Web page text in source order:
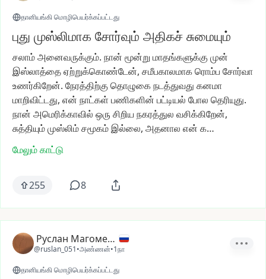
தானியங்கி மொழிபெயர்க்கப்பட்டது
புது முஸ்லிமாக சோர்வும் அதிகச் சுமையும்
சலாம்அனைவருக்கும். நான் மூன்று மாதங்களுக்கு முன்
இஸ்லாத்தைஏற்றுக்கொண்டேன், சமீபகாலமாகரொம்ப சோர்வா
உணர்கிறேன். நேரத்திற்கு தொழுகைநடத்துவது கனமா
மாறிவிட்டது, என் நாட்கள் பணிகளின் பட்டியல் போல தெரியுது.
நான் அமெரிக்காவில் ஒரு சிறிய நகரத்துல வசிக்கிறேன்,
சுத்தியும்முஸ்லிம்சமூகம்இல்லை, அதனால என் க…
மேலும் காட்டு
255 8
Руслан Магомедов
@ruslan_051•அண்ணன்•1நா
தானியங்கி மொழிபெயர்க்கப்பட்டது